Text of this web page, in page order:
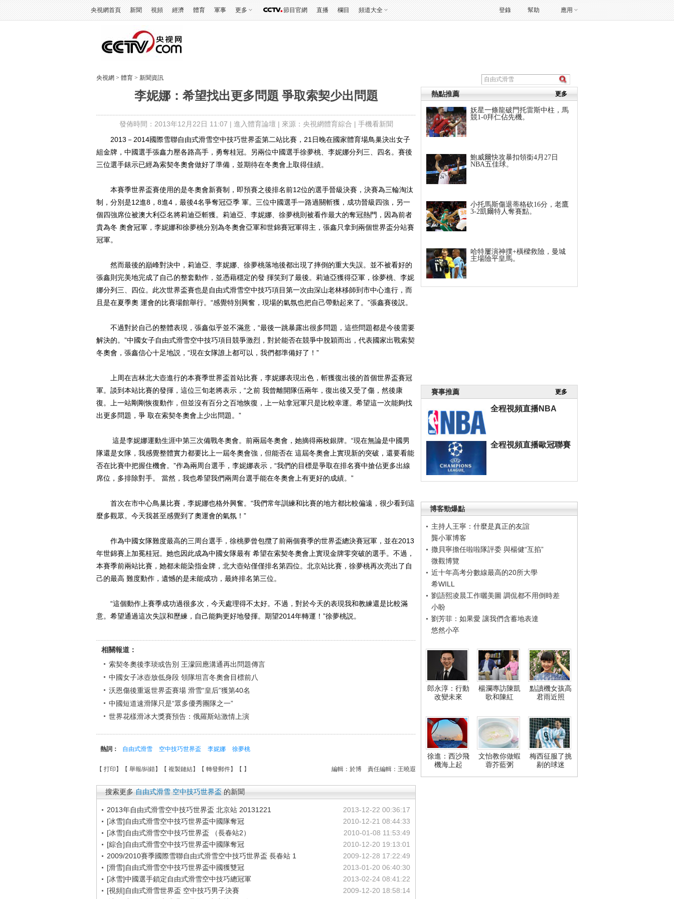
央視網首頁 新聞 視頻 經濟 體育 軍事 更多 節目官網 直播 欄目 頻道大全 幫助 應用
登錄
央視網 > 體育 > 新聞資訊
李妮娜：希望找出更多問題 爭取索契少出問題
發佈時間：2013年12月22日 11:07 | 進入體育論壇 | 來源：央視網體育綜合 | 手機看新聞
熱點推薦 更多
妖星一條龍破門托雷斯中柱，馬
競1-0拜仁佔先機。
鮑威爾快攻暴扣領銜4月27日
NBA五佳球。
小托馬斯傷退蒂格砍16分，老鷹
3-2凱爾特人奪賽點。
哈特屢演神撲+橫樑救險，曼城
主場險平皇馬。
賽事推薦 更多
全程視頻直播NBA
全程視頻直播歐冠聯賽
博客勁爆點
主持人王寧：什麼是真正的友誼
龔小軍博客
撒貝寧擔任啦啦隊評委 與楊健“互掐”
微觀博覽
近十年高考分數線最高的20所大學
希WILL
劉語熙凌晨工作曬美圖 調侃都不用倒時差
小盼
劉芳菲：如果愛 讓我們含蓄地表達
悠然小卒
郎永淳：行動
改變未來
楊瀾專訪陳凱
歌和陳紅
點讀機女孩高
君雨近照
徐進：西沙飛
機海上起
文怡教你做蝦
蓉芥藍粥
梅西征服了挑
剔的球迷
2013－2014國際雪聯自由式滑雪空中技巧世界盃第二站比賽，21日晚在國家體育場鳥巢決出女子
組金牌，中國選手張鑫力壓各路高手，勇奪桂冠。另兩位中國選手徐夢桃、李妮娜分列三、四名。賽後
三位選手錶示已經為索契冬奧會做好了準備，並期待在冬奧會上取得佳績。
本賽季世界盃賽使用的是冬奧會新賽制，即預賽之後排名前12位的選手晉級決賽，決賽為三輪淘汰
制，分別是12進8，8進4，最後4名爭奪冠亞季 軍。三位中國選手一路過關斬獲，成功晉級四強，另一
個四強席位被澳大利亞名將莉迪亞斬獲。莉迪亞、李妮娜、徐夢桃則被看作最大的奪冠熱門，因為前者
貴為冬 奧會冠軍，李妮娜和徐夢桃分別為冬奧會亞軍和世錦賽冠軍得主，張鑫只拿到兩個世界盃分站賽
冠軍。
然而最後的巔峰對決中，莉迪亞、李妮娜、徐夢桃落地後都出現了摔倒的重大失誤。並不被看好的
張鑫則完美地完成了自己的整套動作，並憑藉穩定的發 揮笑到了最後。莉迪亞獲得亞軍，徐夢桃、李妮
娜分列三、四位。此次世界盃賽也是自由式滑雪空中技巧項目第一次由深山老林移師到市中心進行，而
且是在夏季奧 運會的比賽場館舉行。“感覺特別興奮，現場的氣氛也把自己帶動起來了。”張鑫賽後説。
不過對於自己的整體表現，張鑫似乎並不滿意，“最後一跳暴露出很多問題，這些問題都是今後需要
解決的。”中國女子自由式滑雪空中技巧項目競爭激烈，對於能否在競爭中脫穎而出，代表國家出戰索契
冬奧會，張鑫信心十足地説，“現在女隊誰上都可以，我們都準備好了！”
上周在吉林北大壺進行的本賽季世界盃首站比賽，李妮娜表現出色，斬獲復出後的首個世界盃賽冠
軍。談到本站比賽的發揮，這位三旬老將表示，“之前 我曾離開隊伍兩年，復出後又受了傷，然後康
復。上一站剛剛恢復動作，但並沒有百分之百地恢復，上一站拿冠軍只是比較幸運。希望這一次能夠找
出更多問題，爭 取在索契冬奧會上少出問題。”
這是李妮娜運動生涯中第三次備戰冬奧會。前兩屆冬奧會，她摘得兩枚銀牌。“現在無論是中國男
隊還是女隊，我感覺整體實力都要比上一屆冬奧會強，但能否在 這屆冬奧會上實現新的突破，還要看能
否在比賽中把握住機會。”作為兩周台選手，李妮娜表示，“我們的目標是爭取在排名賽中搶佔更多出線
席位，多排除對手。 當然，我也希望我們兩周台選手能在冬奧會上有更好的成績。”
首次在市中心鳥巢比賽，李妮娜也格外興奮。“我們常年訓練和比賽的地方都比較偏遠，很少看到這
麼多觀眾。今天我甚至感覺到了奧運會的氣氛！”
作為中國女隊難度最高的三周台選手，徐桃夢曾包攬了前兩個賽季的世界盃總決賽冠軍，並在2013
年世錦賽上加冕桂冠。她也因此成為中國女隊最有 希望在索契冬奧會上實現金牌零突破的選手。不過，
本賽季前兩站比賽，她都未能染指金牌，北大壺站僅僅排名第四位。北京站比賽，徐夢桃再次亮出了自
己的最高 難度動作，遺憾的是未能成功，最終排名第三位。
“這個動作上賽季成功過很多次，今天處理得不太好。不過，對於今天的表現我和教練還是比較滿
意。希望通過這次失誤和歷練，自己能夠更好地發揮。期望2014年轉運！”徐夢桃説。
相關報道：
索契冬奧後李琰或告別 王濛回應溝通再出問題傳言
中國女子冰壺放低身段 領隊坦言冬奧會目標前八
沃恩傷後重返世界盃賽場 滑雪“皇后”獲第40名
中國短道速滑隊只是“眾多優秀團隊之一”
世界花樣滑冰大獎賽預告：俄羅斯站激情上演
熱詞： 自由式滑雪 空中技巧世界盃 李妮娜 徐夢桃
編輯：於博 責任編輯：王曉遐
【 打印 】【 舉報/糾錯】【 複製鏈結】【 轉發郵件】【 】
搜索更多 自由式滑雪 空中技巧世界盃 的新聞
2013-12-22 00:36:17
2013年自由式滑雪空中技巧世界盃 北京站 20131221
2010-12-21 08:44:33
[冰雪]自由式滑雪空中技巧世界盃中國隊奪冠
2010-01-08 11:53:49
[冰雪]自由式滑雪空中技巧世界盃 （長春站2）
2010-12-20 19:13:01
[綜合]自由式滑雪空中技巧世界盃中國隊奪冠
2009-12-28 17:22:49
2009/2010賽季國際雪聯自由式滑雪空中技巧世界盃 長春站 1
2013-01-20 06:40:30
[滑雪]自由式滑雪空中技巧世界盃中國獲雙冠
2013-02-24 08:41:22
[冰雪]中國選手鎖定自由式滑雪空中技巧總冠軍
2009-12-20 18:58:14
[視頻]自由式滑雪世界盃 空中技巧男子決賽